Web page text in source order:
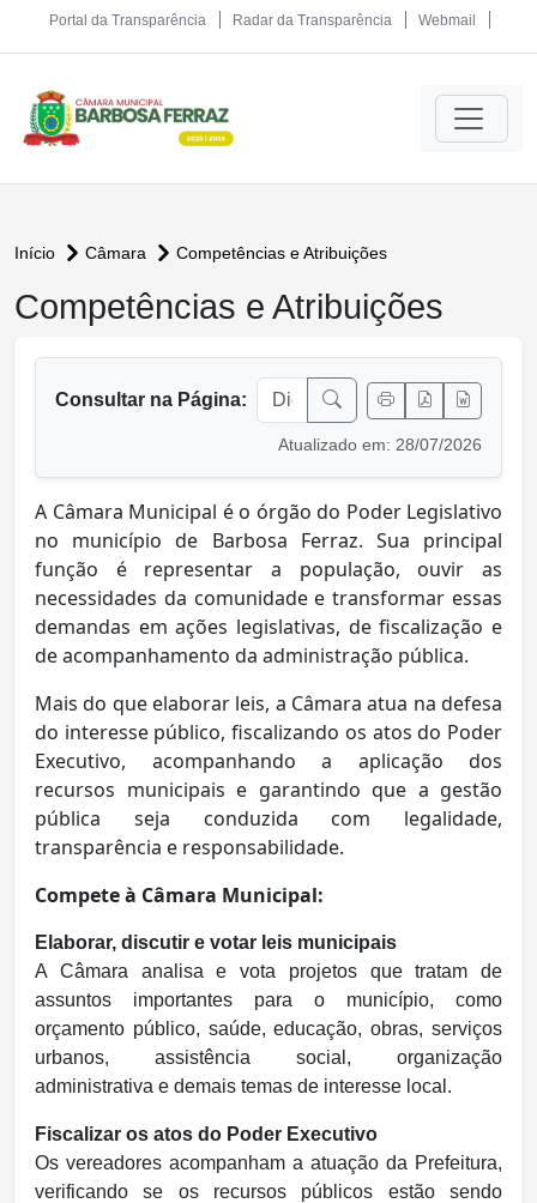
Portal da Transparência Radar da Transparência Webmail
Início Câmara Competências e Atribuições
conteúdo principal
Competências e Atribuições
Consultar na Página:
Atualizado em: 28/07/2026
A Câmara Municipal é o órgão do Poder Legislativo
no município de Barbosa Ferraz. Sua principal
função é representar a população, ouvir as
necessidades da comunidade e transformar essas
demandas em ações legislativas, de fiscalização e
de acompanhamento da administração pública.
Mais do que elaborar leis, a Câmara atua na defesa
do interesse público, fiscalizando os atos do Poder
Executivo, acompanhando a aplicação dos
recursos municipais e garantindo que a gestão
pública seja conduzida com legalidade,
transparência e responsabilidade.
Compete à Câmara Municipal:
Elaborar, discutir e votar leis municipais
A Câmara analisa e vota projetos que tratam de
assuntos importantes para o município, como
orçamento público, saúde, educação, obras, serviços
urbanos, assistência social, organização
administrativa e demais temas de interesse local.
Fiscalizar os atos do Poder Executivo
Os vereadores acompanham a atuação da Prefeitura,
verificando se os recursos públicos estão sendo